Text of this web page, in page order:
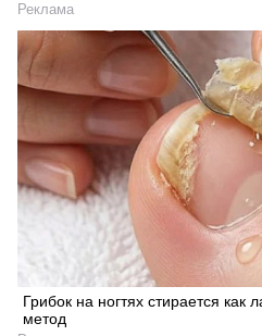
Реклама
Грибок на ногтях стирается
метод